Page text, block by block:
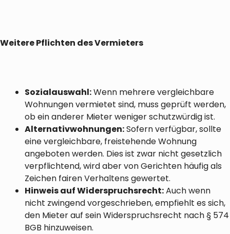
Weitere Pflichten des Vermieters
Sozialauswahl:Wenn mehrere vergleichbare
Wohnungen vermietet sind, muss geprüft werden,
ob ein anderer Mieter weniger schutzwürdig ist.
Alternativwohnungen:Sofern verfügbar, sollte
eine vergleichbare, freistehende Wohnung
angeboten werden. Dies ist zwar nicht gesetzlich
verpflichtend, wird aber von Gerichten häufig als
Zeichen fairen Verhaltens gewertet.
Hinweis auf Widerspruchsrecht:Auch wenn
nicht zwingend vorgeschrieben, empfiehlt es sich,
den Mieter auf sein Widerspruchsrecht nach § 574
BGB hinzuweisen.